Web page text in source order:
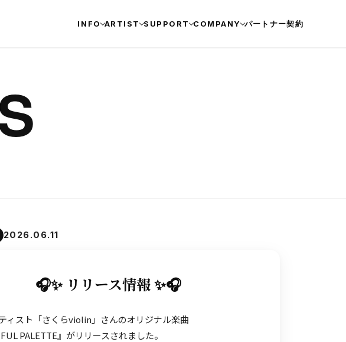
INFO ARTIST SUPPORT COMPANY パートナー契約
2026.06.11
🎧✨ リリース情報 ✨🎧
ィスト「さくらviolin」さんのオリジナル楽曲
PALETTE』がリリースされました。